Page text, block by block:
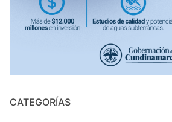
CATEGORÍAS